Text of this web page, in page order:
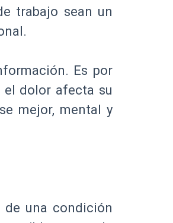
trabajo sean un
Es por
el dolor afecta su
mejor, mental y
de una condición